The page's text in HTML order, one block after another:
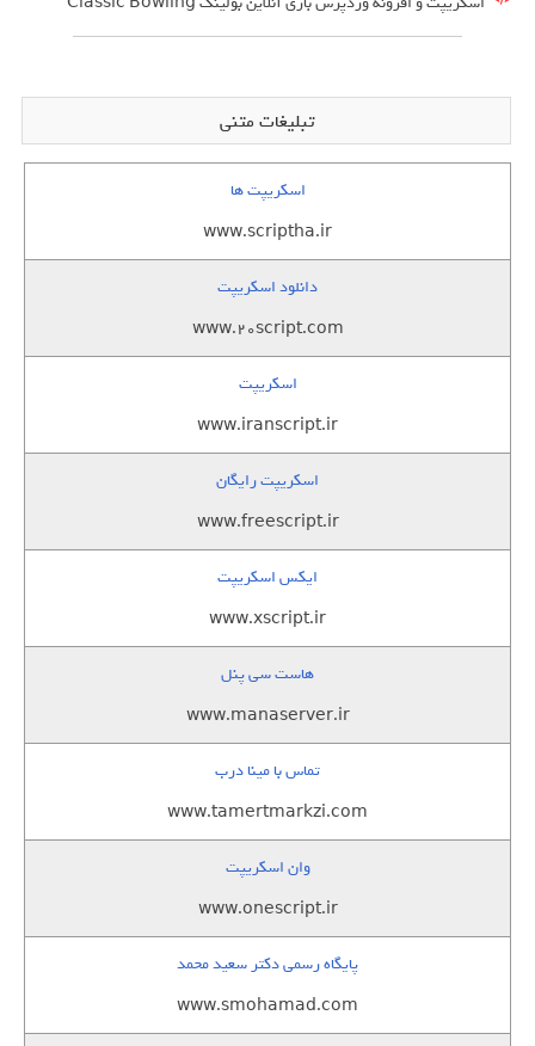
تبلیغات متنی
اسکریپت ها
www.scriptha.ir
دانلود اسکریپت
www.20script.com
اسکریپت
www.iranscript.ir
اسکریپت رایگان
www.freescript.ir
ایکس اسکریپت
www.xscript.ir
هاست سی پنل
www.manaserver.ir
تماس با مینا درب
www.tamertmarkzi.com
وان اسکریپت
www.onescript.ir
پایگاه رسمی دکتر سعید محمد
www.smohamad.com